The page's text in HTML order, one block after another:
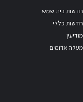
חדשות בית שמש
חדשות כללי
מודיעין
מעלה אדומים